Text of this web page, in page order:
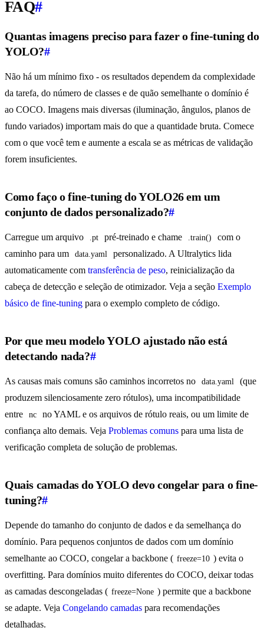
FAQ#
Quantas imagens preciso para fazer o fine-tuning do
YOLO?#
Não há um mínimo fixo - os resultados dependem da complexidade
da tarefa, do número de classes e de quão semelhante o domínio é
ao COCO. Imagens mais diversas (iluminação, ângulos, planos de
fundo variados) importam mais do que a quantidade bruta. Comece
com o que você tem e aumente a escala se as métricas de validação
forem insuficientes.
Como faço o fine-tuning do YOLO26 em um
conjunto de dados personalizado?#
Carregue um arquivo .pt pré-treinado e chame .train()
com o
caminho para um
data.yaml
personalizado. A Ultralytics lida
automaticamente com transferência de peso, reinicialização da
cabeça de detecção e seleção de otimizador. Veja a seção Exemplo
básico de fine-tuning para o exemplo completo de código.
Por que meu modelo YOLO ajustado não está
detectando nada?#
As causas mais comuns são caminhos incorretos no data.yaml
(que
produzem silenciosamente zero rótulos), uma incompatibilidade
entre
nc
no YAML e os arquivos de rótulo reais, ou um limite de
confiança alto demais. Veja Problemas comuns para uma lista de
verificação completa de solução de problemas.
Quais camadas do YOLO devo congelar para o fine-
tuning?#
Depende do tamanho do conjunto de dados e da semelhança do
domínio. Para pequenos conjuntos de dados com um domínio
semelhante ao COCO, congelar a backbone ( freeze=10 ) evita o
overfitting. Para domínios muito diferentes do COCO, deixar todas
as camadas descongeladas ( freeze=None ) permite que a backbone
se adapte. Veja Congelando camadas para recomendações
detalhadas.